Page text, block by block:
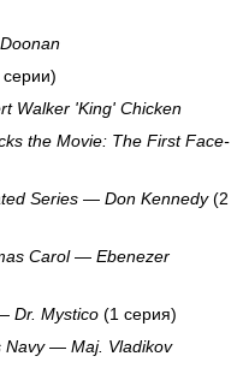
Walker 'King' Chicken
the Movie: The First Face-
Series — Don Kennedy(2
Carol— Ebenezer
Dr. Mystico (1 серия)
Navy— Maj. Vladikov